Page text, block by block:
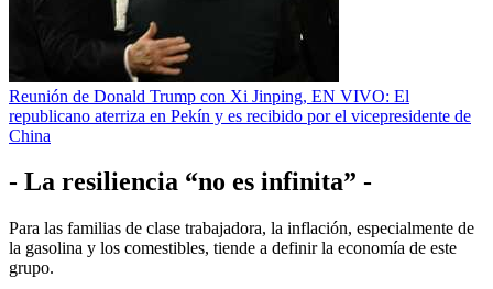
Reunión de Donald Trump con Xi Jinping, EN VIVO: El
republicano aterriza en Pekín y es recibido por el vicepresidente de
China
- La resiliencia “no es infinita” -
Para las familias de clase trabajadora, la inflación, especialmente de
la gasolina y los comestibles, tiende a definir la economía de este
grupo.